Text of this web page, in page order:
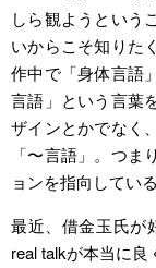
しら観ようという
いからこそ知りた
作中で「身体言語
言語」という言葉
ザインとかでなく
「〜言語」。つ
ョンを指向してい
最近、借金玉氏が
real talkが本当に